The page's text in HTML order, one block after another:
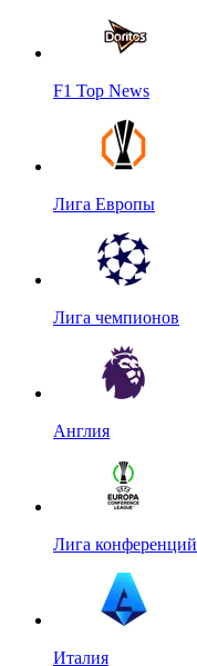
F1 Top News
Лига Европы
Лига чемпионов
Англия
Лига конференций
Италия